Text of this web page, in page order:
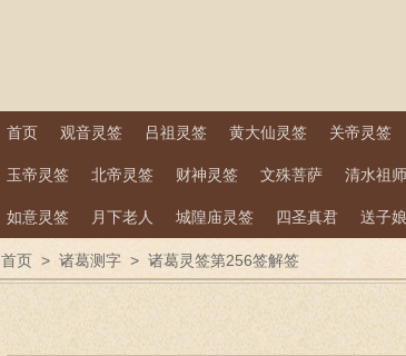
首页 观音灵签 吕祖灵签 黄大仙灵签 关帝灵签
玉帝灵签 北帝灵签 财神灵签 文殊菩萨 清水祖师
如意灵签 月下老人 城隍庙灵签 四圣真君 送子
首页 > 诸葛测字 > 诸葛灵签第256签解签